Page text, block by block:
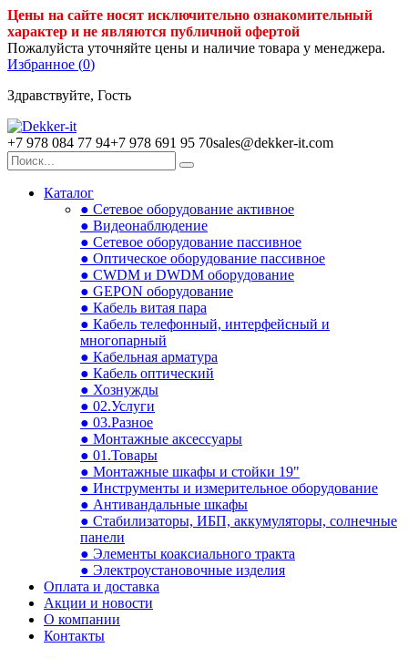
Цены на сайте носят исключительно ознакомительный
характер и не являются публичной офертой
Пожалуйста уточняйте цены и наличие товара у менеджера.
Избранное (0)
Здравствуйте, Гость
+7 978 084 77 94+7 978 691 95 70sales@dekker-it.com
Каталог
● Сетевое оборудование активное
● Видеонаблюдение
● Сетевое оборудование пассивное
● Оптическое оборудование пассивное
● CWDM и DWDM оборудование
● GEPON оборудование
● Кабель витая пара
● Кабель телефонный, интерфейсный и
многопарный
● Кабельная арматура
● Кабель оптический
● Хознужды
● 02.Услуги
● 03.Разное
● Монтажные аксессуары
● 01.Товары
● Монтажные шкафы и стойки 19"
● Инструменты и измерительное оборудование
● Антивандальные шкафы
● Стабилизаторы, ИБП, аккумуляторы, солнечные
панели
● Элементы коаксиального тракта
● Электроустановочные изделия
Оплата и доставка
Акции и новости
О компании
Контакты